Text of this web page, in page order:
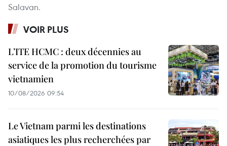
Salavan.
VOIR PLUS
L’ITE HCMC : deux décennies au
service de la promotion du tourisme
vietnamien
10/08/2026 09:54
Le Vietnam parmi les destinations
asiatiques les plus recherchées par